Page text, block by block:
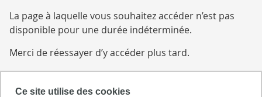
Ce site utilise des cookies
La page à laquelle vous souhaitez accéder n’est pas
disponible pour une durée indéterminée.
Merci de réessayer d’y accéder plus tard.